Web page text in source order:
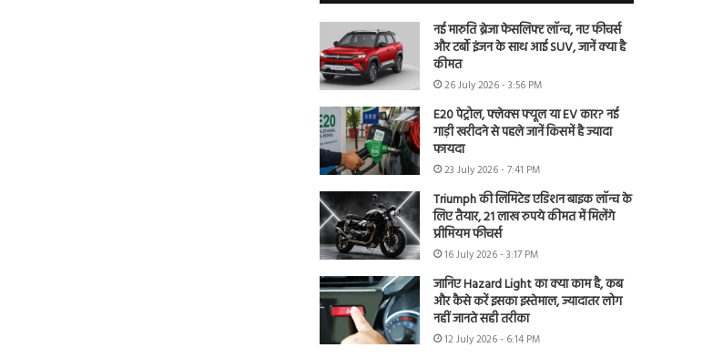
नई मारुति ब्रेजा फेसलिफ्ट लॉन्च, नए फीचर्स
और टर्बो इंजन के साथ आई SUV, जानें क्या है
कीमत
26 July 2026 - 3:56 PM
E20 पेट्रोल, फ्लेक्स फ्यूल या EV कार? नई
गाड़ी खरीदने से पहले जानें किसमें है ज्यादा
फायदा
23 July 2026 - 7:41 PM
Triumph की लिमिटेड एडिशन बाइक लॉन्च के
लिए तैयार, 21 लाख रुपये कीमत में मिलेंगे
प्रीमियम फीचर्स
16 July 2026 - 3:17 PM
जानिए Hazard Light का क्या काम है, कब
और कैसे करें इसका इस्तेमाल, ज्यादातर लोग
नहीं जानते सही तरीका
12 July 2026 - 6:14 PM